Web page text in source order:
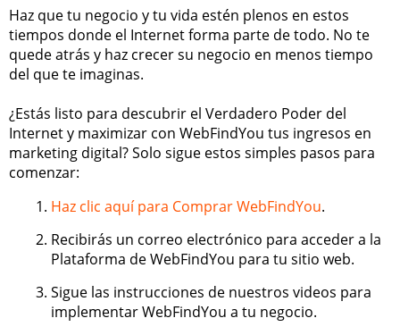
Haz que tu negocio y tu vida estén plenos en estos
tiempos donde el Internet forma parte de todo. No te
quede atrás y haz crecer su negocio en menos tiempo
del que te imaginas.
¿Estás listo para descubrir el Verdadero Poder del
Internet y maximizar con WebFindYou tus ingresos en
marketing digital? Solo sigue estos simples pasos para
comenzar:
Haz clic aquí para Comprar WebFindYou.
Recibirás un correo electrónico para acceder a la
Plataforma de WebFindYou para tu sitio web.
Sigue las instrucciones de nuestros videos para
implementar WebFindYou a tu negocio.